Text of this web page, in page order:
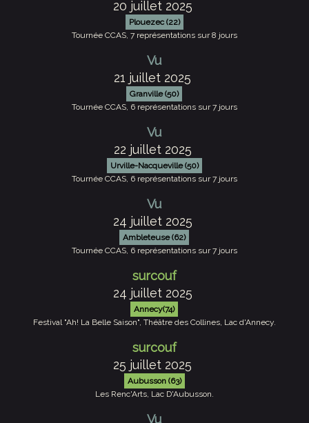
20 juillet 2025
Plouezec (22)
Tournée CCAS, 7 représentations sur 8 jours
Vu
21 juillet 2025
Granville (50)
Tournée CCAS, 6 représentations sur 7 jours
Vu
22 juillet 2025
Urville-Nacqueville (50)
Tournée CCAS, 6 représentations sur 7 jours
Vu
24 juillet 2025
Ambleteuse (62)
Tournée CCAS, 6 représentations sur 7 jours
surcouf
24 juillet 2025
Annecy(74)
Festival "Ah! La Belle Saison", Théâtre des Collines, Lac d'Annecy.
surcouf
25 juillet 2025
Aubusson (63)
Les Renc'Arts, Lac D'Aubusson.
Vu